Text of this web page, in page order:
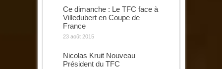
Ce dimanche : Le TFC face à
Villedubert en Coupe de
France
23 août 2015
Nicolas Kruit Nouveau
Président du TFC